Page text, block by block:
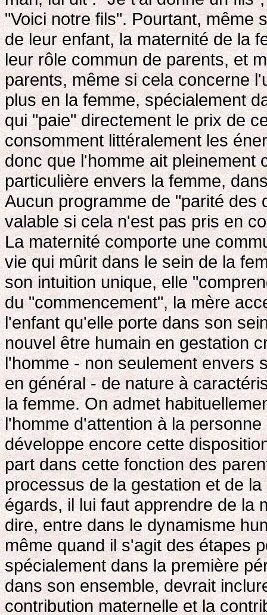
"Voici notre fils". Pourtant, même
de leur enfant, la maternité de la
leur rôle commun de parents, et
parents, même si cela concerne
plus en la femme, spécialement
qui "paie" directement le prix de
consomment littéralement les
donc que l'homme ait pleinement
particulière envers la femme,
Aucun programme de "parité
valable si cela n'est pas pris en
La maternité comporte une
vie qui mûrit dans le sein de la
son intuition unique, elle
du "commencement", la mère
l'enfant qu'elle porte dans son
nouvel être humain en gestation
l'homme - non seulement envers
en général - de nature à
la femme. On admet
l'homme d'attention à la
développe encore cette
part dans cette fonction des
processus de la gestation et de
égards, il lui faut apprendre de la
dire, entre dans le dynamisme
même quand il s'agit des étapes
spécialement dans la première
dans son ensemble, devrait
contribution maternelle et la